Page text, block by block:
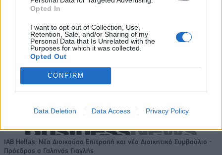
Opted In
I want to opt-out of Collection, Use,
Retention, Sale, and/or Sharing of my
Personal Data that Is Unrelated with the
Purposes for which it was collected.
Opted Out
CONFIRM
Data Deletion Data Access Privacy Policy
Στρατηγική συνεργασία με τη Motor Oil
ΔΕΗ: Ισχυρή ανάπτυξη στο α΄
εξάμηνο 2026 με
προσαρμοσμένο EBITDA στα 1,2
IAB Hellas: Νέα Διοικούσα Επιτροπή και νέο Διοικητικό Συμβούλιο -
Πρόεδρος ο Γαληνός Γιαγλής